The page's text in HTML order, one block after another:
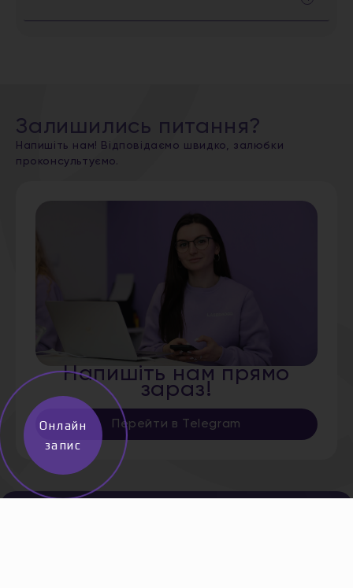
Залишились питання?
Напишіть нам! Відповідаємо швидко, залюбки
проконсультуємо.
Напишіть нам прямо
зараз!
Перейти в Telegram
Онлайн
запис